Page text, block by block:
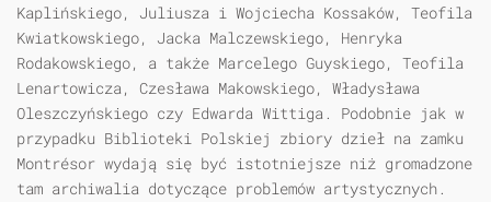
Kaplińskiego, Juliusza i Wojciecha Kossaków, Teofila
Kwiatkowskiego, Jacka Malczewskiego, Henryka
Rodakowskiego, a także Marcelego Guyskiego, Teofila
Lenartowicza, Czesława Makowskiego, Władysława
Oleszczyńskiego czy Edwarda Wittiga. Podobnie jak w
przypadku Biblioteki Polskiej zbiory dzieł na zamku
Montrésor wydają się być istotniejsze niż gromadzone
tam archiwalia dotyczące problemów artystycznych.